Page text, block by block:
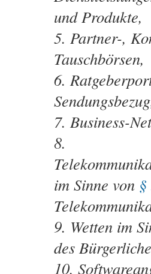
und Produkte,
Partner-,
Tauschbörsen,
Business-
im Sinne von
Wetten im
des